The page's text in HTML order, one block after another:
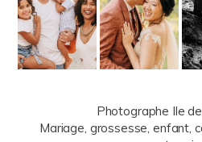
Photographe Ile de
Mariage, grossesse, enfant,